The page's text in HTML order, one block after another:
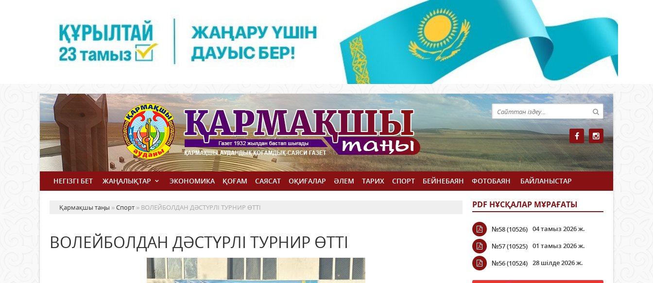
НЕГІЗГІ БЕТ ЖАҢАЛЫҚТАР ЭКОНОМИКА ҚОҒАМ САЯСАТ ОҚИҒАЛАР ӘЛЕМ ТАРИХ СПОРТ БЕЙНЕБАЯН ФОТОБАЯН БАЙЛАНЫСТАР
Қармақшы таңы »Спорт » ВОЛЕЙБОЛДАН ДӘСТҮРЛІ ТУРНИР ӨТТІ
ВОЛЕЙБОЛДАН ДӘСТҮРЛІ ТУРНИР ӨТТІ
PDF НҰСҚАЛАР МҰРАҒАТЫ
№58 (10526) 04 тамыз 2026 ж.
№57 (10525) 01 тамыз 2026 ж.
№56 (10524) 28 шілде 2026 ж.